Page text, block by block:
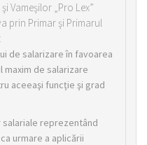
Vameşilor „Pro Lex”
prin Primar şi Primarul
de salarizare în favoarea
de salarizare
aceeaşi funcţie şi grad
reprezentând
urmare a aplicării